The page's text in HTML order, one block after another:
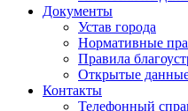
Документы
Устав города
Нормативные
Правила
Открытые
Контакты
Телефонный